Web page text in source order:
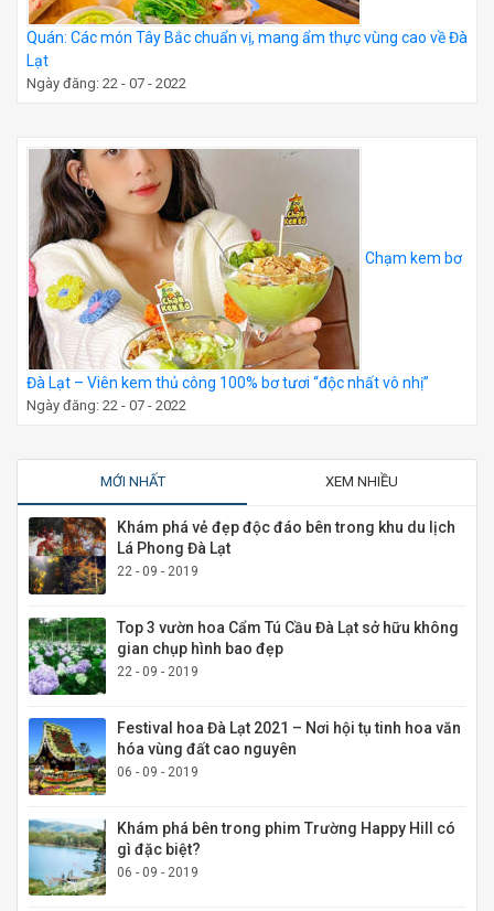
Quán: Các món Tây Bắc chuẩn vị, mang ẩm thực vùng cao về Đà
Lạt
Ngày đăng: 22 - 07 - 2022
Chạm kem bơ
Đà Lạt – Viên kem thủ công 100% bơ tươi “độc nhất vô nhị”
Ngày đăng: 22 - 07 - 2022
MỚI NHẤT XEM NHIỀU
Khám phá vẻ đẹp độc đáo bên trong khu du lịch
Lá Phong Đà Lạt
22 - 09 - 2019
Top 3 vườn hoa Cẩm Tú Cầu Đà Lạt sở hữu không
gian chụp hình bao đẹp
22 - 09 - 2019
Festival hoa Đà Lạt 2021 – Nơi hội tụ tinh hoa văn
hóa vùng đất cao nguyên
06 - 09 - 2019
Khám phá bên trong phim Trường Happy Hill có
gì đặc biệt?
06 - 09 - 2019